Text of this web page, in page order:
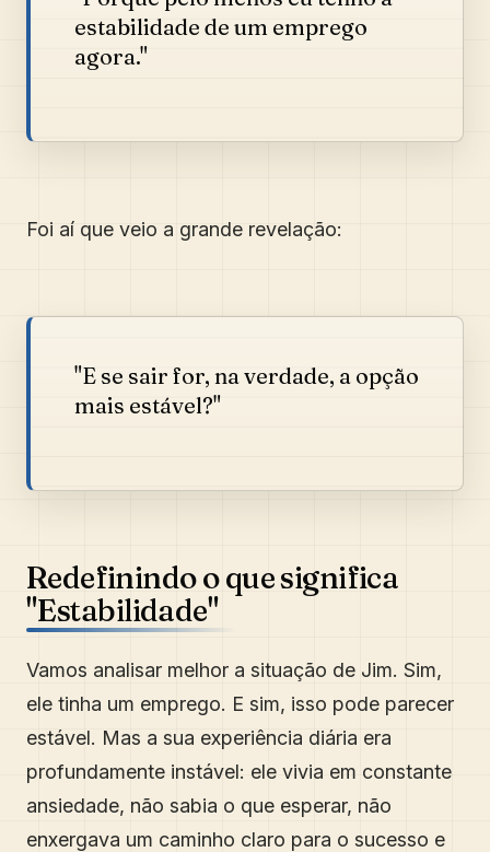
estabilidade de um emprego
agora."
Foi aí que veio a grande revelação:
"E se sair for, na verdade, a opção
mais estável?"
Redefinindo o que significa
"Estabilidade"
Vamos analisar melhor a situação de Jim. Sim,
ele tinha um emprego. E sim, isso pode parecer
estável. Mas a sua experiência diária era
profundamente instável: ele vivia em constante
ansiedade, não sabia o que esperar, não
enxergava um caminho claro para o sucesso e